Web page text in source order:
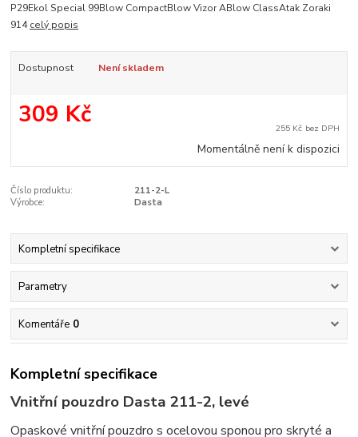
P29Ekol Special 99Blow CompactBlow Vizor ABlow ClassAtak Zoraki
914celý popis
Dostupnost Není skladem
309 Kč 255 Kč bez DPH
Momentálně není k dispozici
Číslo produktu:
211-2-L
Výrobce:
Dasta
Kompletní specifikace
Parametry
Komentáře 0
Kompletní specifikace
Vnitřní pouzdro Dasta 211-2, levé
Opaskové vnitřní pouzdro s ocelovou sponou pro skryté a